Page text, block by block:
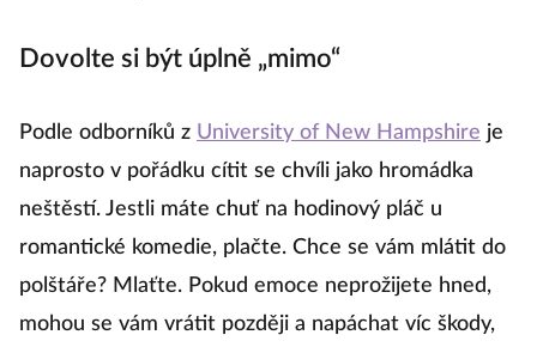
Dovolte si být úplně „mimo“
Podle odborníků z University of New Hampshire je
naprosto v pořádku cítit se chvíli jako hromádka
neštěstí. Jestli máte chuť na hodinový pláč u
romantické komedie, plačte. Chce se vám mlátit do
polštáře? Mlaťte. Pokud emoce neprožijete hned,
mohou se vám vrátit později a napáchat víc škody,